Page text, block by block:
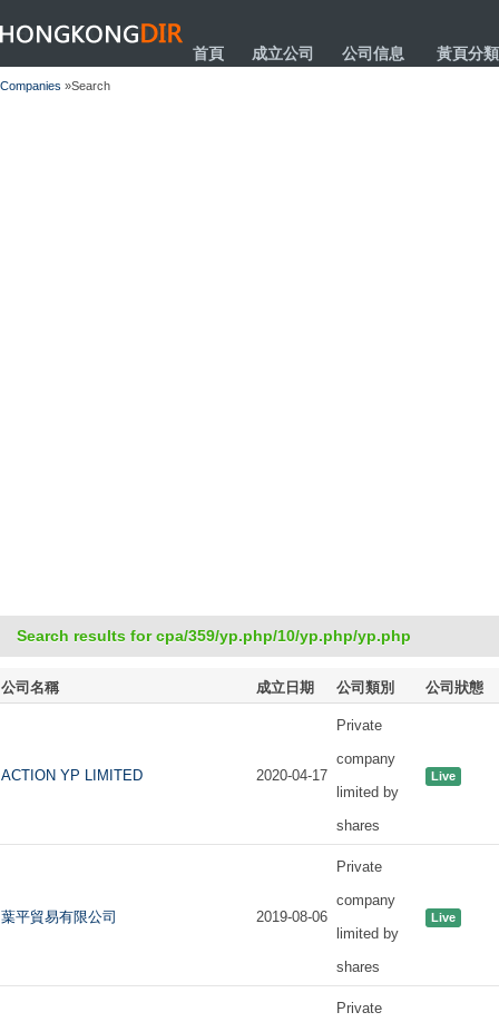
HONGKONGDIR
首頁 成立公司 公司信息 黃頁分類
Companies »Search
Search results for cpa/359/yp.php/10/yp.php/yp.php
公司名稱 成立日期 公司類別 公司狀態
ACTION YP LIMITED 2020-04-17
Private
company
limited by
shares
Live
葉平貿易有限公司 2019-08-06
Private
company
limited by
shares
Live
Private